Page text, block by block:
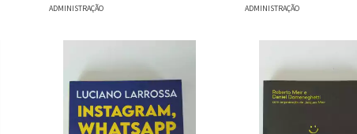
ADMINISTRAÇÃO ADMINISTRAÇÃO